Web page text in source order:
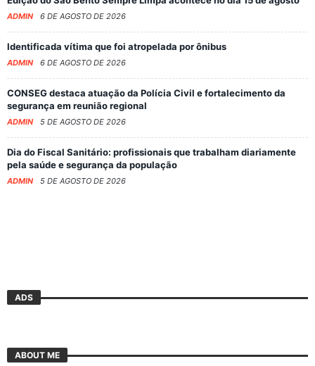
ADMIN 6 DE AGOSTO DE 2026
Identificada vítima que foi atropelada por ônibus
ADMIN 6 DE AGOSTO DE 2026
CONSEG destaca atuação da Polícia Civil e fortalecimento da
segurança em reunião regional
ADMIN 5 DE AGOSTO DE 2026
Dia do Fiscal Sanitário: profissionais que trabalham diariamente
pela saúde e segurança da população
ADMIN 5 DE AGOSTO DE 2026
ADS
ABOUT ME